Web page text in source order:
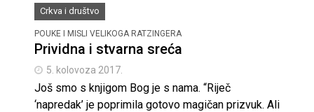
Crkva i društvo
POUKE I MISLI VELIKOGA RATZINGERA
Prividna i stvarna sreća
5. kolovoza 2017.
Još smo s knjigom Bog je s nama. “Riječ
‘napredak’ je poprimila gotovo magičan prizvuk. Ali